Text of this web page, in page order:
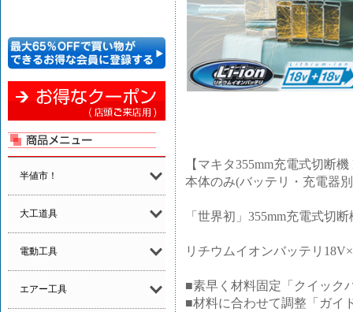
半値市！
大工道具
電動工具
エアー工具
【マキタ355mm充電式切断
本体のみ(バッテリ・充電器
「世界初」355mm充電式切
リチウムイオンバッテリ
■素早く材料固定「クイック
■材料に合わせて調整「ガイ